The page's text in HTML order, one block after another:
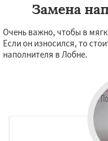
Замена
Очень важно, чтобы в
Если он износился, то
наполнителя в Лобне.